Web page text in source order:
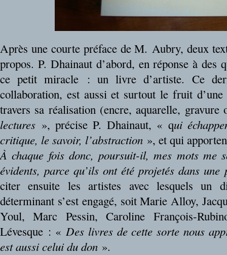
Après une courte préface de M. Aubry, deux
propos. P. Dhainaut d’abord, en réponse à
ce petit miracle : un livre d’artiste. Ce
collaboration, est aussi et surtout le fruit
travers sa réalisation (encre, aquarelle,
lectures », précise P. Dhainaut, « qui
critique, le savoir, l’abstraction », et qui
À chaque fois donc, poursuit-il, mes mots me
évidents, parce qu’ils ont été projetés dans une
citer ensuite les artistes avec lesquels un
déterminant s’est engagé, soit Marie Alloy,
Youl, Marc Pessin, Caroline François-
Lévesque : « Des livres de cette sorte nous
est aussi celui du don ».